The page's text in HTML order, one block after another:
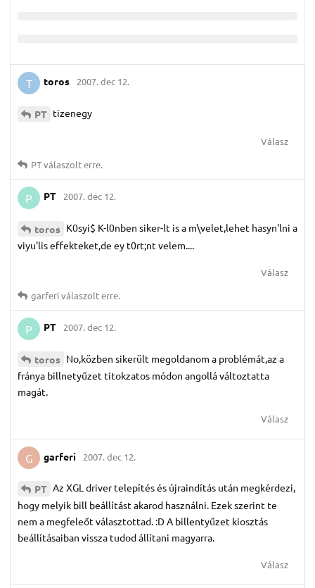
T toros 2007. dec 12.
PT tizenegy
Válasz
PTválaszolt erre.
P PT 2007. dec 12.
toros K0syi$ K-l0nben siker-lt is a m\velet,lehet hasyn'lni a
viyu'lis effekteket,de ey t0rt;nt velem....
Válasz
garferiválaszolt erre.
P PT 2007. dec 12.
toros No,közben sikerült megoldanom a problémát,az a
fránya billnetyűzet titokzatos módon angollá változtatta
magát.
Válasz
G garferi 2007. dec 12.
PT Az XGL driver telepítés és újraindítás után megkérdezi,
hogy melyik bill beállítást akarod használni. Ezek szerint te
nem a megfeleőt választottad. :D A billentyűzet kiosztás
beállításaiban vissza tudod állítani magyarra.
Válasz